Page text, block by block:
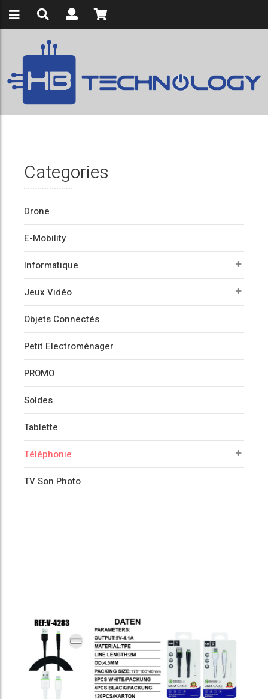
Categories
Drone
E-Mobility
Informatique
Jeux Vidéo
Objets Connectés
Petit Electroménager
PROMO
Soldes
Tablette
Téléphonie
TV Son Photo